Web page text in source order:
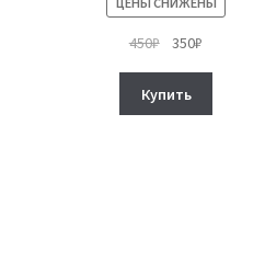
450₽
Первоначальная
составляла
450₽.
350₽
Купить